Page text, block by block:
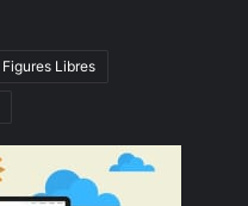
Figures Libres